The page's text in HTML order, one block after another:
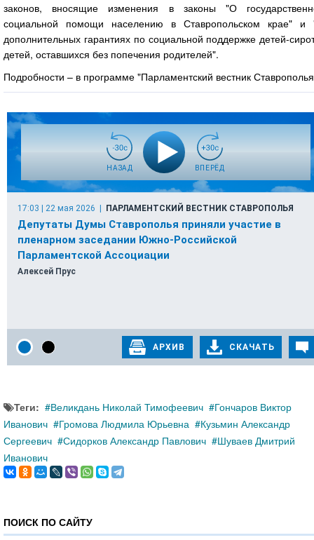
законов, вносящие изменения в законы "О
социальной помощи населению в Ставропольском крае" и
дополнительных гарантиях по социальной поддержке детей-
детей, оставшихся без попечения родителей".
Подробности – в программе "Парламентский вестник
Теги: Великдань Николай Тимофеевич
Гончаров Виктор
Иванович
Громова Людмила Юрьевна
Кузьмин Александр
Сергеевич
Сидорков Александр Павлович
Шуваев Дмитрий
Иванович
ПОИСК ПО САЙТУ